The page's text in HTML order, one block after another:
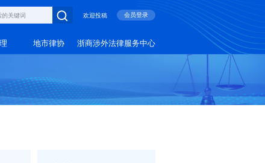
欢迎投稿 会员登录
地市律协 浙商涉外法律服务中心